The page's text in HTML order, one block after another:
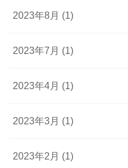
2023年8月 (1)
2023年7月 (1)
2023年4月 (1)
2023年3月 (1)
2023年2月 (1)